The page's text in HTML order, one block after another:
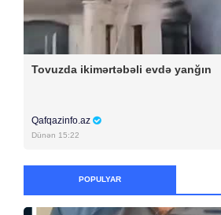
Tovuzda ikimərtəbəli evdə yanğın
Qafqazinfo.az
Dünən 15:22
POPULYAR